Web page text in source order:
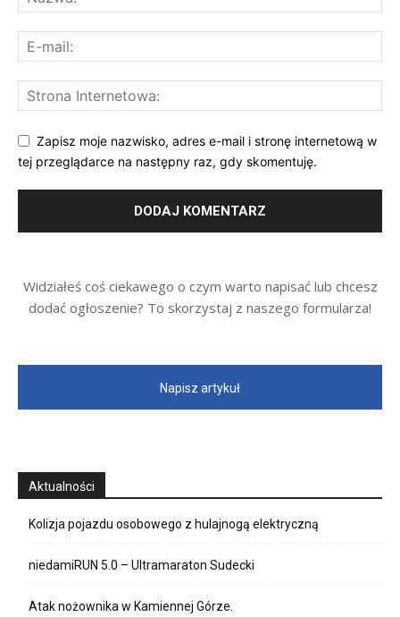
Zapisz moje nazwisko, adres e-mail i stronę internetową w
tej przeglądarce na następny raz, gdy skomentuję.
Widziałeś coś ciekawego o czym warto napisać lub chcesz
dodać ogłoszenie? To skorzystaj z naszego formularza!
Napisz artykuł
Aktualności
Kolizja pojazdu osobowego z hulajnogą elektryczną
niedamiRUN 5.0 – Ultramaraton Sudecki
Atak nożownika w Kamiennej Górze.